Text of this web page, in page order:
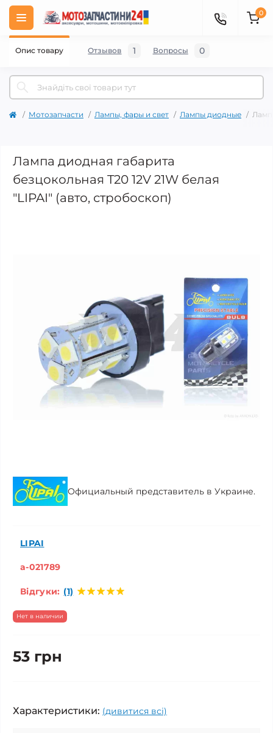
0
Мотозапчасти Лампы, фары и свет Лампы диодные
Лампа диодная габарита
безцокольная T20 12V 21W белая
"LIPAI" (авто, стробоскоп)
Официальный представитель в Украине.
LIPAI
a-021789
Відгуки: (1)
Нет в наличии
53 грн
Характеристики: (дивитися всі)
Опис товару Отзывов 1 Вопросы 0